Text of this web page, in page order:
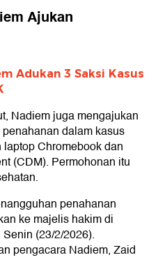
Ajukan
Adukan 3 Saksi Kasus
Nadiem juga mengajukan
dalam kasus
Chromebook dan
(CDM). Permohonan itu
penahanan
ke majelis hakim di
(23/2/2026).
pengacara Nadiem, Zaid